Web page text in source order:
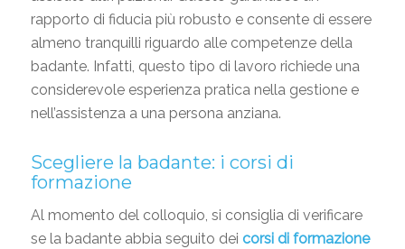
rapporto di fiducia più robusto e consente di essere
almeno tranquilli riguardo alle competenze della
badante. Infatti, questo tipo di lavoro richiede una
considerevole esperienza pratica nella gestione e
nell’assistenza a una persona anziana.
Scegliere la badante: i corsi di
formazione
Al momento del colloquio, si consiglia di verificare
se la badante abbia seguito dei corsi di formazione